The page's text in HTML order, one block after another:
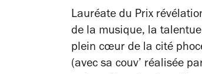
Lauréate du Prix
de la musique, la
plein cœur de la cité
(avec sa couv’ réalisée